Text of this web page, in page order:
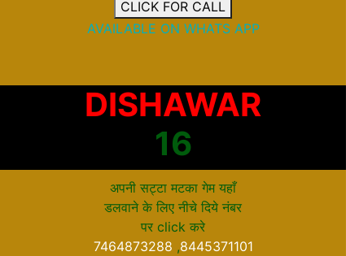
CLICK FOR CALL
AVAILABLE ON WHATS APP
DISHAWAR
16
अपनी सट्टा मटका गेम यहाँ
डलवाने के लिए नीचे दिये नंबर
पर click करे
7464873288 ,8445371101